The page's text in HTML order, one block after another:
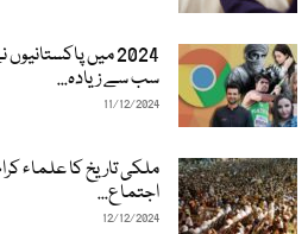
2024 میں
سب سے زیادہ...
11/12/2024
ملکی تاریخ کا علماء
اجتماع...
12/12/2024